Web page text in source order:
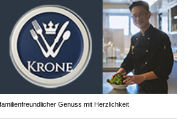
Genuss mit Herzlichkeit